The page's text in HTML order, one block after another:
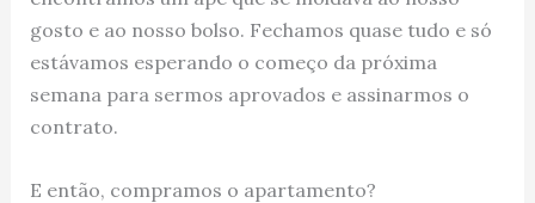
gosto e ao nosso bolso. Fechamos quase tudo e só
estávamos esperando o começo da próxima
semana para sermos aprovados e assinarmos o
contrato.
E então, compramos o apartamento?